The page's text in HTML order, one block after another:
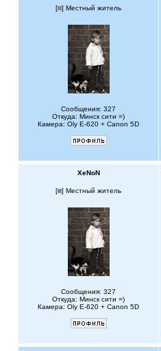
[ ] Местный житель
Сообщения: 327
Откуда: Минск сити =)
Камера: Oly E-620 + Canon 5D
XeNoN
[ ] Местный житель
Сообщения: 327
Откуда: Минск сити =)
Камера: Oly E-620 + Canon 5D